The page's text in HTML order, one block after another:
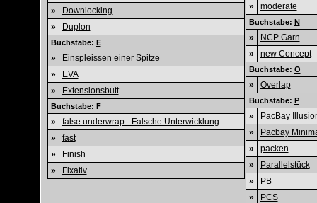
»
Downlocking
»
Duplon
Buchstabe: E
»
Einspleissen einer Spitze
»
EVA
»
Extensionsbutt
Buchstabe: F
»
false underwrap - Falsche Unterwicklung
»
fast
»
Finish
»
Fixativ
»
moderate
Buchstabe: N
»
NCP Garn
»
new Concept
Buchstabe: O
» Overlap
Buchstabe: P
»
PacBay
»
Pacbay
»
packen
»
Parallelstück
»
PB
»
PCS